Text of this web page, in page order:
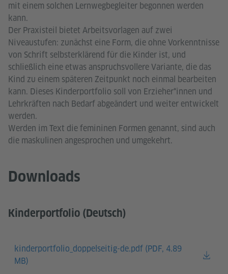
mit einem solchen Lernwegbegleiter begonnen werden
kann.
Der Praxisteil bietet Arbeitsvorlagen auf zwei
Niveaustufen: zunächst eine Form, die ohne Vorkenntnisse
von Schrift selbsterklärend für die Kinder ist, und
schließlich eine etwas anspruchsvollere Variante, die das
Kind zu einem späteren Zeitpunkt noch einmal bearbeiten
kann. Dieses Kinderportfolio soll von Erzieher*innen und
Lehrkräften nach Bedarf abgeändert und weiter entwickelt
werden.
Werden im Text die femininen Formen genannt, sind auch
die maskulinen angesprochen und umgekehrt.
Downloads
Kinderportfolio (Deutsch)
kinderportfolio_doppelseitig-de.pdf (PDF, 4.89
MB)